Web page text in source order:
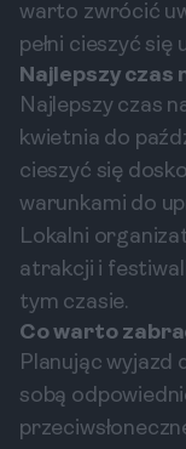
warto zwrócić
pełni cieszyć
Najlepszy czas
Najlepszy czas
kwietnia do
cieszyć się
warunkami do
Lokalni
atrakcji i
tym czasie.
Co warto
Planując wyjazd
sobą